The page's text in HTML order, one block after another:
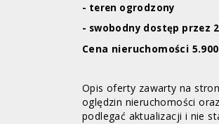
- teren ogrodzony
- swobodny dostęp przez
Cena nieruchomości
Opis oferty zawarty na
oględzin nieruchomości
podlegać aktualizacji i nie